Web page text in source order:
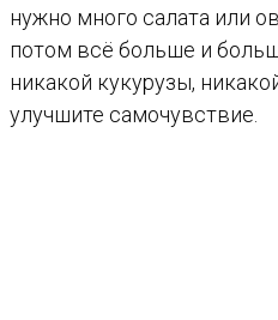
нужно много салата или
потом всё больше и
никакой кукурузы,
улучшите самочувствие.